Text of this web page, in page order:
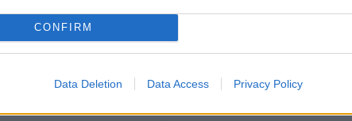
CONFIRM
Data Deletion Data Access Privacy Policy
μπήκαν δυνατά στο παιχνίδι και απείλησαν
Όμπλακ, είδαν όμως την ομάδα του
στην αντεπίθεση αλλά ο Μπίζλοβ του